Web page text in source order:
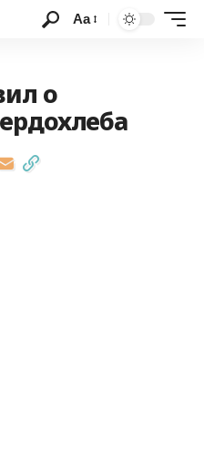
Аа
о